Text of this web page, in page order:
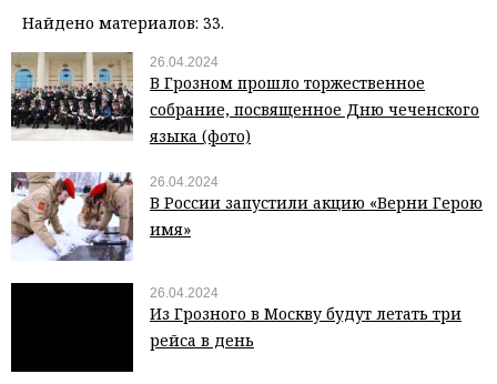
Найдено материалов: 33.
26.04.2024
В Грозном прошло торжественное
собрание, посвященное Дню чеченского
языка (фото)
26.04.2024
В России запустили акцию «Верни Герою
имя»
26.04.2024
Из Грозного в Москву будут летать три
рейса в день